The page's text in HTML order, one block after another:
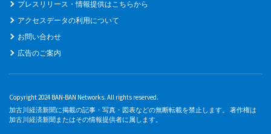
プレスリリース・情報提供はこちらから
アクセスデータの利用について
お問い合わせ
広告のご案内
Copyright 2024 BAN-BAN Networks. All rights reserved.
加古川経済新聞に掲載の記事・写真・図表などの無断転載を禁止します。 著作権は
加古川経済新聞またはその情報提供者に属します。